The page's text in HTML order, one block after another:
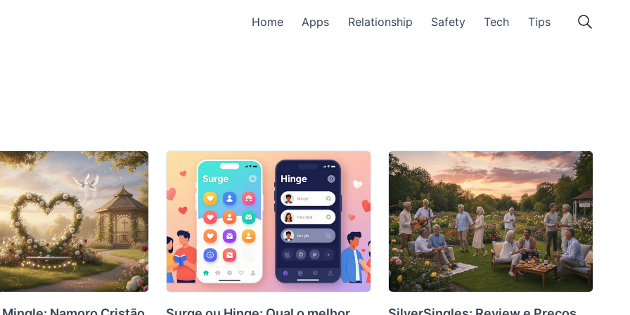
Home Apps Relationship Safety Tech Tips